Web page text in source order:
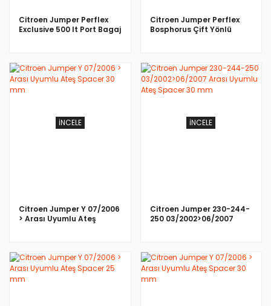
Citroen Jumper Perflex
Exclusive 500 lt Port Bagaj
Citroen Jumper Perflex
Bosphorus Çift Yönlü
İNCELE
Citroen Jumper Y 07/2006
> Arası Uyumlu Ateş
İNCELE
Citroen Jumper 230-244-
250 03/2002>06/2007